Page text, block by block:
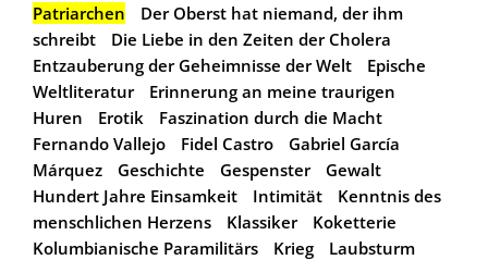
Patriarchen
Der Oberst hat niemand, der ihm
schreibt
Die Liebe in den Zeiten der Cholera
Entzauberung der Geheimnisse der Welt
Epische
Weltliteratur
Erinnerung an meine traurigen
Huren
Erotik
Faszination durch die Macht
Fernando Vallejo
Fidel Castro
Gabriel García
Márquez
Geschichte Gespenster
Gewalt
Hundert Jahre Einsamkeit
Intimität
Kenntnis des
menschlichen Herzens
Klassiker
Koketterie
Kolumbianische Paramilitärs
Krieg
Laubsturm